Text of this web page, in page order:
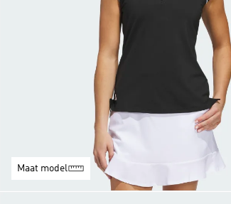
Maat model